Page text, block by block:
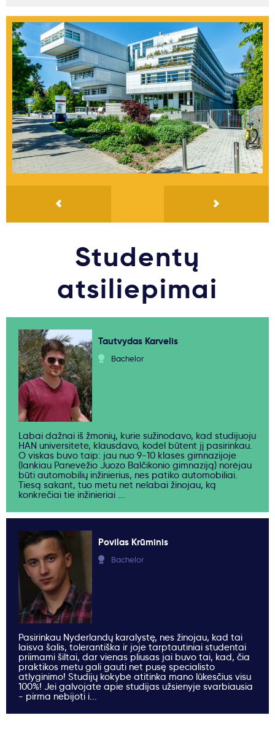
Studentų
atsiliepimai
Tautvydas Karvelis
Bachelor
Labai dažnai iš žmonių, kurie sužinodavo, kad studijuoju
HAN universitete, klausdavo, kodėl būtent jį pasirinkau.
O viskas buvo taip: jau nuo 9-10 klasės gimnazijoje
(lankiau Panevėžio Juozo Balčikonio gimnaziją) norėjau
būti automobilių inžinierius, nes patiko automobiliai.
Tiesą sakant, tuo metu net nelabai žinojau, ką
konkrečiai tie inžinieriai ...
Povilas Krūminis
Bachelor
Pasirinkau Nyderlandų karalystę, nes žinojau, kad tai
laisva šalis, tolerantiška ir joje tarptautiniai studentai
priimami šiltai, dar vienas pliusas jai buvo tai, kad, čia
praktikos metu gali gauti net pusę specialisto
atlyginimo! Studijų kokybė atitinka mano lūkesčius visu
100%! Jei galvojate apie studijas užsienyje svarbiausia
- pirma nebijoti i...